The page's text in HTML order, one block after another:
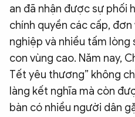
an đã nhận được sự phối
chính quyền các cấp, đơn
nghiệp và nhiều tấm lòng
con vùng cao. Năm nay,
Tết yêu thương” không
làng kết nghĩa mà còn
bàn có nhiều người dân